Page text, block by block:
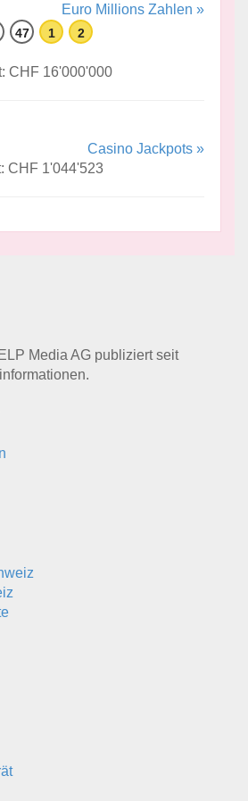
Euro Millions Zahlen »
47 1 2
CHF 16'000'000
Casino Jackpots »
CHF 1'044'523
Media AG publiziert seit